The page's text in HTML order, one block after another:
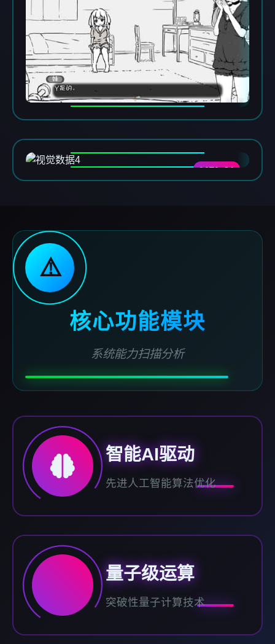
DATA-04
⚠️
核心功能模块
系统能力扫描分析
智能AI驱动
先进人工智能算法优化
量子级运算
突破性量子计算技术